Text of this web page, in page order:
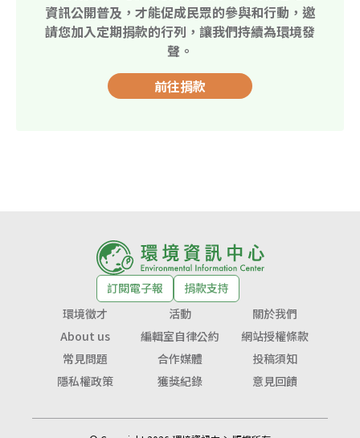
資訊公開普及，才能促成民眾的參與和行動，邀
請您加入定期捐款的行列，讓我們持續為環境發
聲。
前往捐款
訂閱電子報
捐款支持
環境徵才
活動
關於我們
About us
編輯室自律公約
網站授權條款
常見問題
合作媒體
投稿須知
隱私權政策
獲獎紀錄 意見回饋